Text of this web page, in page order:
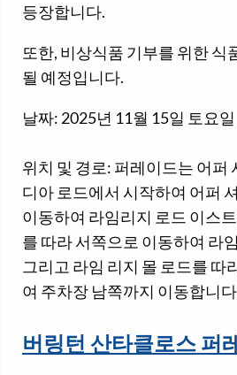
등장합니다.
또한, 비상식품 기부를 위한 식
될 예정입니다.
날짜: 2025년 11월 15일 토요
위치 및 경로: 퍼레이드는 어퍼
디아 로드에서 시작하여 어퍼
이동하여 라임리지 로드 이스
를 따라 서쪽으로 이동하여 라
그리고 라임 리지 몰 로드를 따
여 주차장 남쪽까지 이동합니
버링턴 산타클로스 퍼